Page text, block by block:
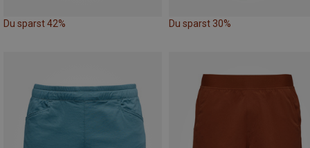
Du sparst 42% Du sparst 30%